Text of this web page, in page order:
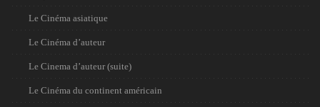
Le Cinéma asiatique
Le Cinéma d’auteur
Le Cinema d’auteur (suite)
Le Cinéma du continent américain